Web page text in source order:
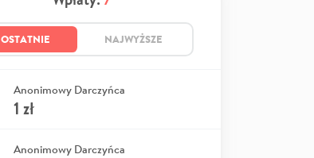
OSTATNIE NAJWYŻSZE
Anonimowy Darczyńca
1 zł
Anonimowy Darczyńca